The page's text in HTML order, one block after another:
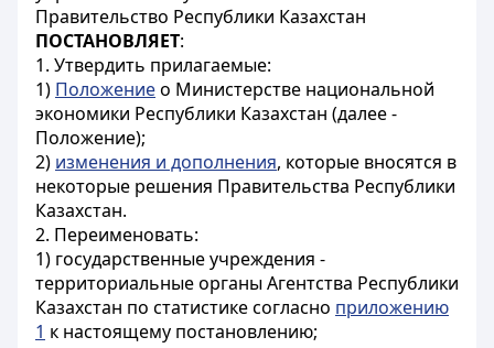
Правительство Республики Казахстан
ПОСТАНОВЛЯЕТ:
1. Утвердить прилагаемые:
1) Положениео Министерстве национальной
экономики Республики Казахстан (далее -
Положение);
2) изменения и дополнения, которые вносятся в
некоторые решения Правительства Республики
Казахстан.
2. Переименовать:
1) государственные учреждения -
территориальные органы Агентства Республики
Казахстан по статистике согласно приложению
1 к настоящему постановлению;